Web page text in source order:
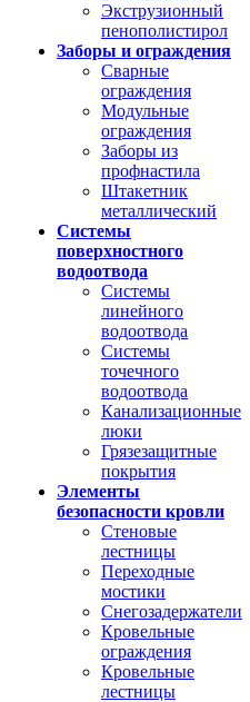
Экструзионный
пенополистирол
Заборы и ограждения
Сварные
ограждения
Модульные
ограждения
Заборы из
профнастила
Штакетник
металлический
Системы
поверхностного
водоотвода
Системы
линейного
водоотвода
Системы
точечного
водоотвода
Канализационные
люки
Грязезащитные
покрытия
Элементы
безопасности кровли
Стеновые
лестницы
Переходные
мостики
Снегозадержатели
Кровельные
ограждения
Кровельные
лестницы